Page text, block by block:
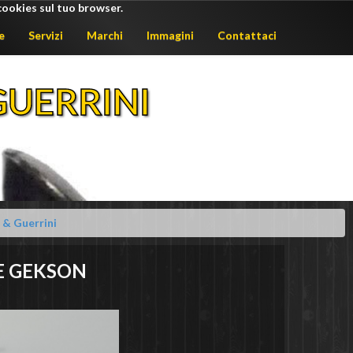
sul tuo browser.
Servizi Marchi Immagini Contattaci
& Guerrini
GEKSON